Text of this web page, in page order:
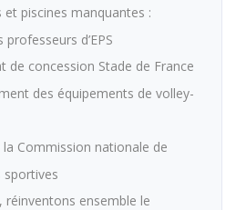
et piscines manquantes :
d’EPS
de concession Stade de France
des équipements de volley-
Commission nationale de
sportives
réinventons ensemble le